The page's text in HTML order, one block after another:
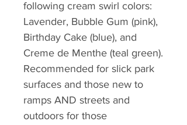
following cream swirl colors:
Lavender, Bubble Gum (pink),
Birthday Cake (blue), and
Creme de Menthe (teal green).
Recommended for slick park
surfaces and those new to
ramps AND streets and
outdoors for those